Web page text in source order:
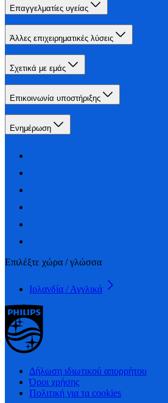
Επαγγελματίες υγείας
Άλλες επιχειρηματικές λύσεις
Σχετικά με εμάς
Επικοινωνία υποστήριξης
Ενημέρωση
Επιλέξτε χώρα / γλώσσα
Ιρλανδία / Αγγλικά
Δήλωση ιδιωτικού απορρήτου
Όροι χρήσης
Πολιτική για τα cookies